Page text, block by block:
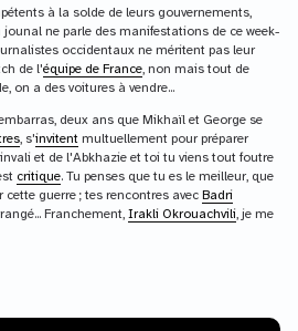
à la solde de leurs gouvernements,
ne parle des manifestations de ce week-
occidentaux ne méritent pas leur
de l'équipe de France, non mais tout de
on a des voitures à vendre...
deux ans que Mikhaïl et George se
, s'invitent multuellement pour préparer
et de l'Abkhazie et toi tu viens tout foutre
critique. Tu penses que tu es le meilleur, que
guerre ; tes rencontres avec Badri
Franchement, Irakli Okrouachvili, je me